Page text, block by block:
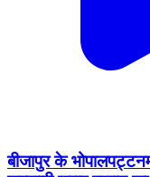
बीजापुर के